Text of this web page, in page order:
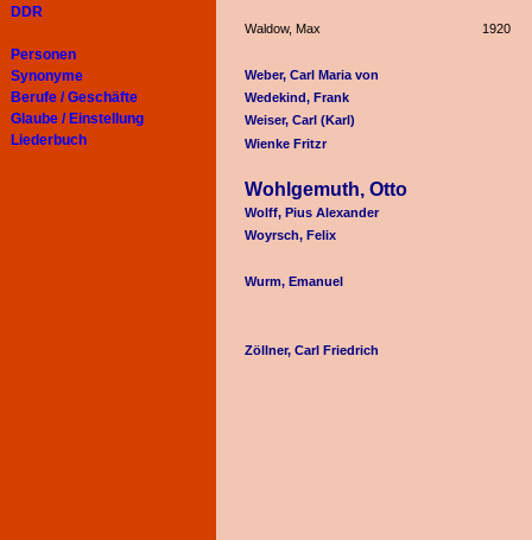
Waldow, Max 1920
Weber, Carl Maria von
Wedekind, Frank
Weiser, Carl (Karl)
Wienke Fritzr
Wohlgemuth, Otto
Wolff, Pius Alexander
Woyrsch, Felix
Wurm, Emanuel
Zöllner, Carl Friedrich
DDR
Personen
Synonyme
Berufe / Geschäfte
Glaube / Einstellung
Liederbuch